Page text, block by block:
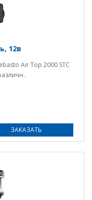
12в
Air Top 2000 STC
ЗАКАЗАТЬ